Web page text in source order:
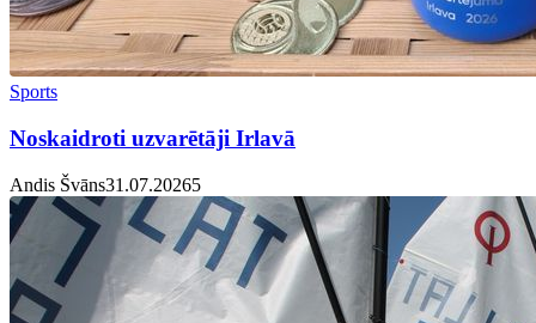
Sports
Noskaidroti uzvarētāji Irlavā
Andis Švāns31.07.20265